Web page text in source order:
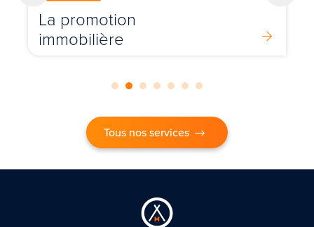
La promotion
immobilière
Tous nos services